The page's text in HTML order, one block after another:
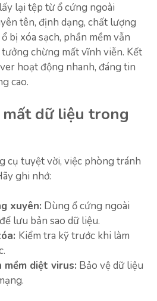
lại tệp từ ổ cứng ngoài
tên, định dạng, chất lượng
bị xóa sạch, phần mềm vẫn
chừng mất vĩnh viễn. Kết
hoạt động nhanh, đáng tin
cao.
dữ liệu trong
cụ tuyệt vời, việc phòng tránh
ghi nhớ:
xuyên: Dùng ổ cứng ngoài
lưu bản sao dữ liệu.
Kiểm tra kỹ trước khi làm
mềm diệt virus: Bảo vệ dữ liệu